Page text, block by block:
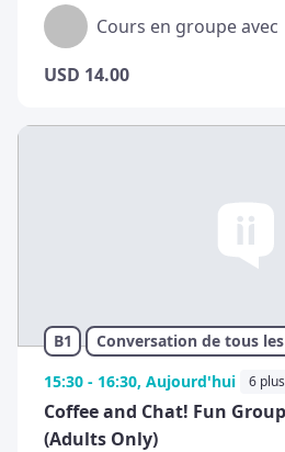
Cours en groupe avec
USD 14.00
B1
Conversation de tous
15:30 - 16:30, Aujourd'hui
6
Coffee and Chat! Fun
(Adults Only)